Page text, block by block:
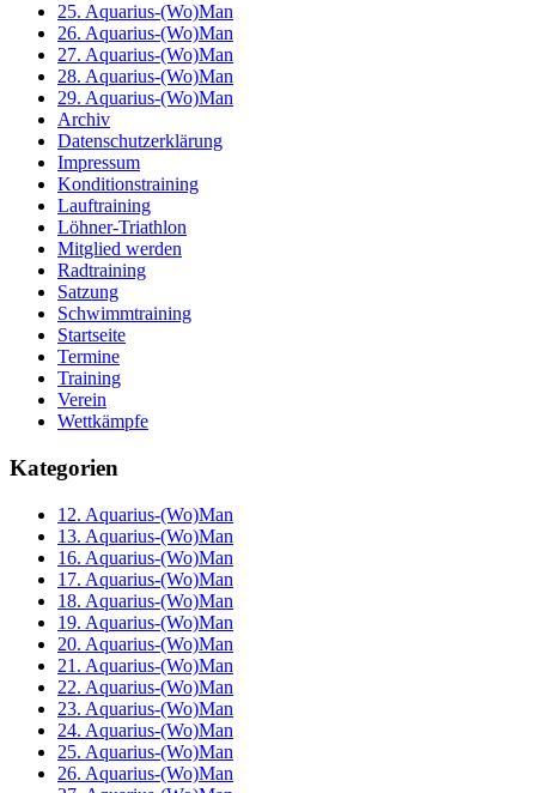
25. Aquarius-(Wo)Man
26. Aquarius-(Wo)Man
27. Aquarius-(Wo)Man
28. Aquarius-(Wo)Man
29. Aquarius-(Wo)Man
Archiv
Datenschutzerklärung
Impressum
Konditionstraining
Lauftraining
Löhner-Triathlon
Mitglied werden
Radtraining
Satzung
Schwimmtraining
Startseite
Termine
Training
Verein
Wettkämpfe
Kategorien
12. Aquarius-(Wo)Man
13. Aquarius-(Wo)Man
16. Aquarius-(Wo)Man
17. Aquarius-(Wo)Man
18. Aquarius-(Wo)Man
19. Aquarius-(Wo)Man
20. Aquarius-(Wo)Man
21. Aquarius-(Wo)Man
22. Aquarius-(Wo)Man
23. Aquarius-(Wo)Man
24. Aquarius-(Wo)Man
25. Aquarius-(Wo)Man
26. Aquarius-(Wo)Man